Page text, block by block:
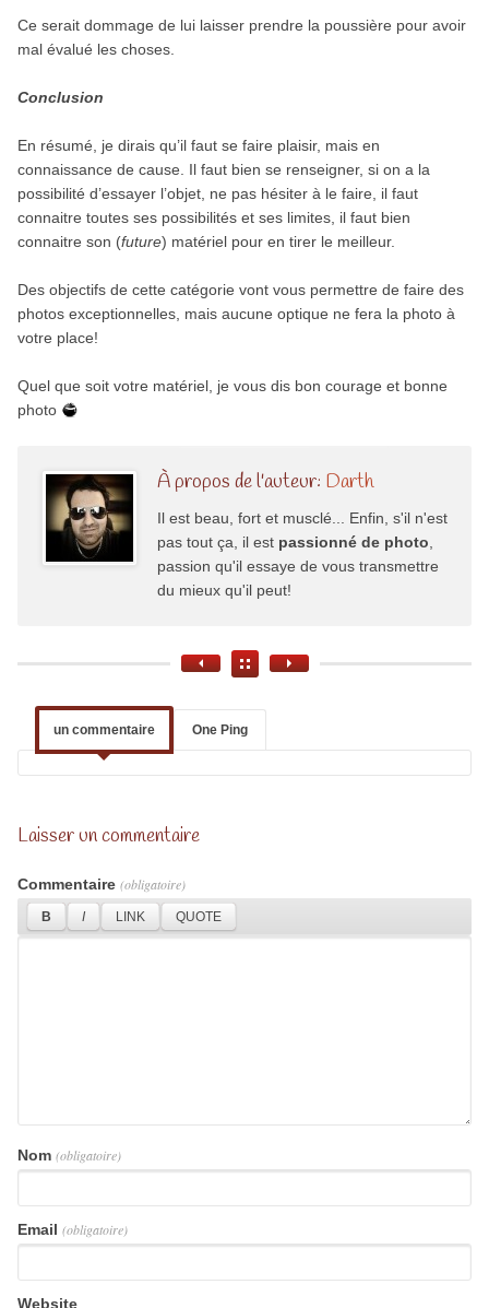
Ce serait dommage de lui laisser prendre la poussière pour avoir
mal évalué les choses.
Conclusion
En résumé, je dirais qu’il faut se faire plaisir, mais en
connaissance de cause. Il faut bien se renseigner, si on a la
possibilité d’essayer l’objet, ne pas hésiter à le faire, il faut
connaitre toutes ses possibilités et ses limites, il faut bien
connaitre son (future) matériel pour en tirer le meilleur.
Des objectifs de cette catégorie vont vous permettre de faire des
photos exceptionnelles, mais aucune optique ne fera la photo à
votre place!
Quel que soit votre matériel, je vous dis bon courage et bonne
photo
À propos de l'auteur: Darth
Il est beau, fort et musclé... Enfin, s'il n'est
pas tout ça, il est passionné de photo,
passion qu'il essaye de vous transmettre
du mieux qu'il peut!
un commentaire One Ping
Laisser un commentaire
Commentaire (obligatoire)
Nom (obligatoire)
Email (obligatoire)
Website